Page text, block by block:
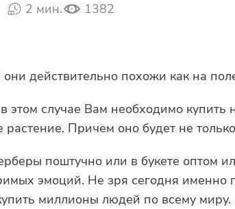
2 мин. 1382
действительно похожи как на
случае Вам необходимо купить
Причем оно будет не
поштучно или в букете
эмоций. Не зря сегодня именно
миллионы людей по всему